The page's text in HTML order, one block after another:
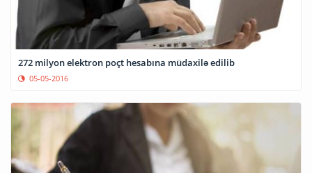
272 milyon elektron poçt hesabına müdaxilə edilib
05-05-2016